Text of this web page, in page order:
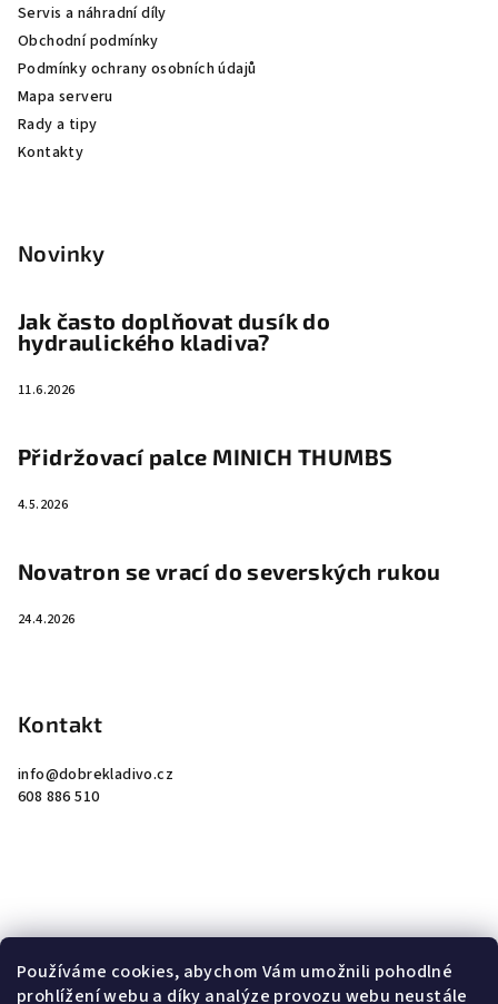
Používáme cookies, abychom Vám umožnili pohodlné
prohlížení webu a díky analýze provozu webu neustále
Servis a náhradní díly
Obchodní podmínky
Podmínky ochrany osobních údajů
Mapa serveru
Rady a tipy
Kontakty
Novinky
Jak často doplňovat dusík do
hydraulického kladiva?
11.6.2026
Přidržovací palce MINICH THUMBS
4.5.2026
Novatron se vrací do severských rukou
24.4.2026
Kontakt
info@dobrekladivo.cz
608 886 510